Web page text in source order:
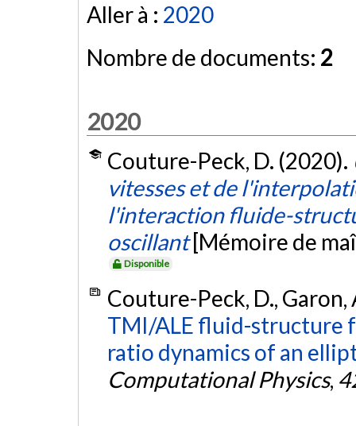
Aller à : 2020
Nombre de documents: 2
2020
Couture-Peck, D. (2020).
vitesses et de
l'interaction fluide-
oscillant [Mémoire de
Disponible
Couture-Peck, D.,
TMI/ALE fluid-structure
ratio dynamics of an
Computational Physics,